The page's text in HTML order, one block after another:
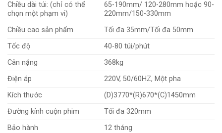
Chiều dài túi: (chỉ có thể
chọn một phạm vi)
65-190mm/ 120-280mm hoặc 90-
220mm/150-330mm
Chiều cao sản phẩm
Tối đa 35mm/Tối đa 50mm
Tốc độ
40-80 túi/phút
Cân nặng
368kg
Điện áp
220V, 50/60HZ, Một pha
Kích thước
(D)3770*(R)670*(C)1450mm
Đường kính cuộn phim
Tối đa 320mm
Bảo hành
12 tháng